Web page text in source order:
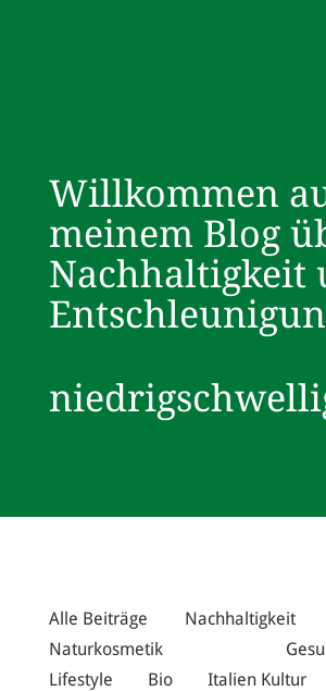
Willkommen
meinem Blog
Nachhaltigkeit
Alle Beiträge Nachhaltigkeit
Naturkosmetik
Lifestyle
Bio Italien Kultur